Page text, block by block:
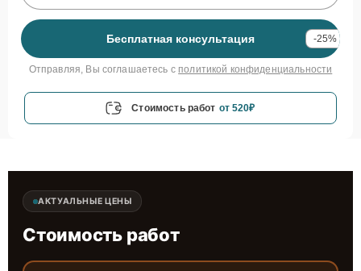
Бесплатная консультация -25%
Отправляя, Вы соглашаетесь с политикой конфиденциальности
Стоимость работ от 520₽
АКТУАЛЬНЫЕ ЦЕНЫ
Стоимость работ